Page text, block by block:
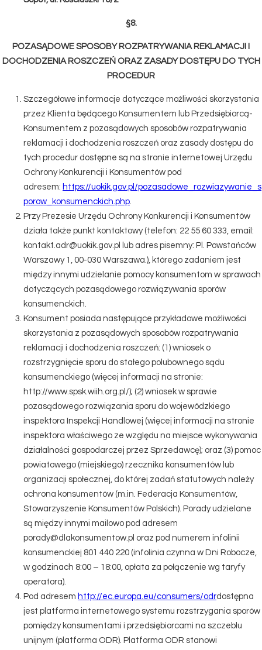
§8.
POZASĄDOWE SPOSOBY ROZPATRYWANIA REKLAMACJI I
DOCHODZENIA ROSZCZEŃ ORAZ ZASADY DOSTĘPU DO TYCH
PROCEDUR
Szczegółowe informacje dotyczące możliwości skorzystania
przez Klienta będącego Konsumentem lub Przedsiębiorcą-
Konsumentem z pozasądowych sposobów rozpatrywania
reklamacji i dochodzenia roszczeń oraz zasady dostępu do
tych procedur dostępne są na stronie internetowej Urzędu
Ochrony Konkurencji i Konsumentów pod
adresem: https://uokik.gov.pl/pozasadowe_rozwiazywanie_s
porow_konsumenckich.php.
Przy Prezesie Urzędu Ochrony Konkurencji i Konsumentów
działa także punkt kontaktowy (telefon: 22 55 60 333, email:
kontakt.adr@uokik.gov.pl lub adres pisemny: Pl. Powstańców
Warszawy 1, 00-030 Warszawa.), którego zadaniem jest
między innymi udzielanie pomocy konsumentom w sprawach
dotyczących pozasądowego rozwiązywania sporów
konsumenckich.
Konsument posiada następujące przykładowe możliwości
skorzystania z pozasądowych sposobów rozpatrywania
reklamacji i dochodzenia roszczeń: (1) wniosek o
rozstrzygnięcie sporu do stałego polubownego sądu
konsumenckiego (więcej informacji na stronie:
http://www.spsk.wiih.org.pl/); (2) wniosek w sprawie
pozasądowego rozwiązania sporu do wojewódzkiego
inspektora Inspekcji Handlowej (więcej informacji na stronie
inspektora właściwego ze względu na miejsce wykonywania
działalności gospodarczej przez Sprzedawcę); oraz (3) pomoc
powiatowego (miejskiego) rzecznika konsumentów lub
organizacji społecznej, do której zadań statutowych należy
ochrona konsumentów (m.in. Federacja Konsumentów,
Stowarzyszenie Konsumentów Polskich). Porady udzielane
są między innymi mailowo pod adresem
porady@dlakonsumentow.pl oraz pod numerem infolinii
konsumenckiej 801 440 220 (infolinia czynna w Dni Robocze,
w godzinach 8:00 – 18:00, opłata za połączenie wg taryfy
operatora).
Pod adresem http://ec.europa.eu/consumers/odrdostępna
jest platforma internetowego systemu rozstrzygania sporów
pomiędzy konsumentami i przedsiębiorcami na szczeblu
unijnym (platforma ODR). Platforma ODR stanowi